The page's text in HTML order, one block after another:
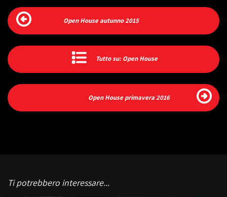
Open House autunno 2015
Tutto su: Open House
Open House primavera 2016
Ti potrebbero interessare...